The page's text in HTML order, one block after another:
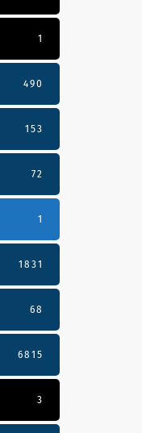
1
490
153
72
1
1831
68
6815
3